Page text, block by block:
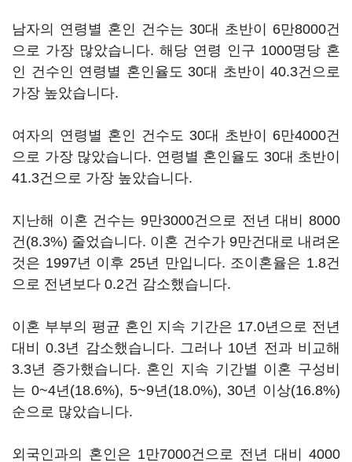
남자의 연령별 혼인 건수는 30대 초반이 6만8000건
으로 가장 많았습니다. 해당 연령 인구 1000명당 혼
인 건수인 연령별 혼인율도 30대 초반이 40.3건으로
가장 높았습니다.
여자의 연령별 혼인 건수도 30대 초반이 6만4000건
으로 가장 많았습니다. 연령별 혼인율도 30대 초반이
41.3건으로 가장 높았습니다.
지난해 이혼 건수는 9만3000건으로 전년 대비 8000
건(8.3%) 줄었습니다. 이혼 건수가 9만건대로 내려온
것은 1997년 이후 25년 만입니다. 조이혼율은 1.8건
으로 전년보다 0.2건 감소했습니다.
이혼 부부의 평균 혼인 지속 기간은 17.0년으로 전년
대비 0.3년 감소했습니다. 그러나 10년 전과 비교해
3.3년 증가했습니다. 혼인 지속 기간별 이혼 구성비
는 0~4년(18.6%), 5~9년(18.0%), 30년 이상(16.8%)
순으로 많았습니다.
외국인과의 혼인은 1만7000건으로 전년 대비 4000